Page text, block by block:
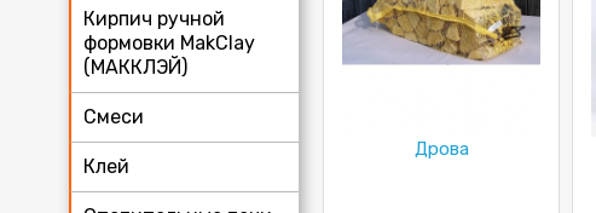
Кирпич ручной
формовки MakClay
(МАККЛЭЙ)
Смеси
Клей
Дрова